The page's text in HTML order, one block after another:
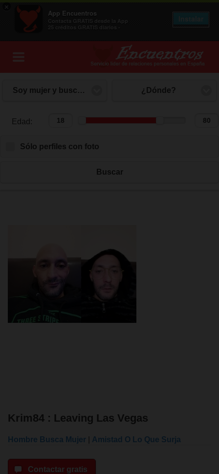
×
App Encuentros
Contacta GRATIS desde la App
25 créditos GRATIS diarios -
Soy mujer y busco hombre ¿Dónde?
Edad: Edad:
Sólo perfiles con foto
Buscar
Krim84 : Leaving Las Vegas
Hombre Busca Mujer Amistad O Lo Que Surja
Contactar gratis